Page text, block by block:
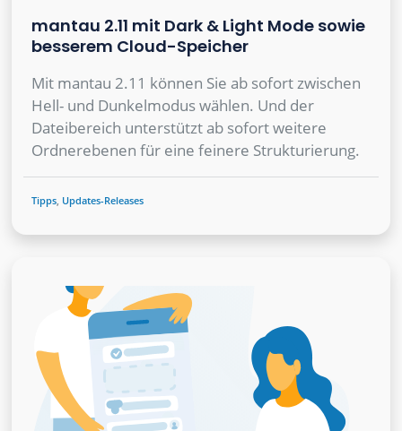
mantau 2.11 mit Dark & Light Mode sowie
besserem Cloud-Speicher
Mit mantau 2.11 können Sie ab sofort zwischen
Hell- und Dunkelmodus wählen. Und der
Dateibereich unterstützt ab sofort weitere
Ordnerebenen für eine feinere Strukturierung.
Tipps, Updates-Releases